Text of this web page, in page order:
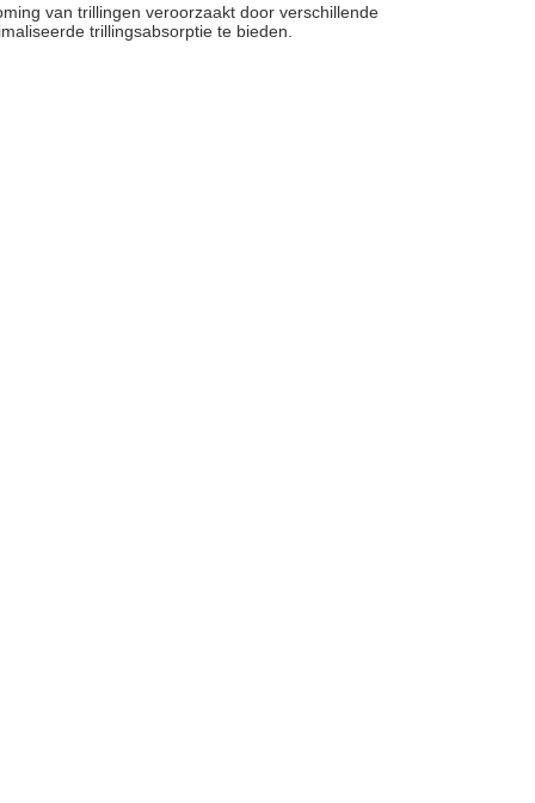
van trillingen veroorzaakt door verschillende
trillingsabsorptie te bieden.